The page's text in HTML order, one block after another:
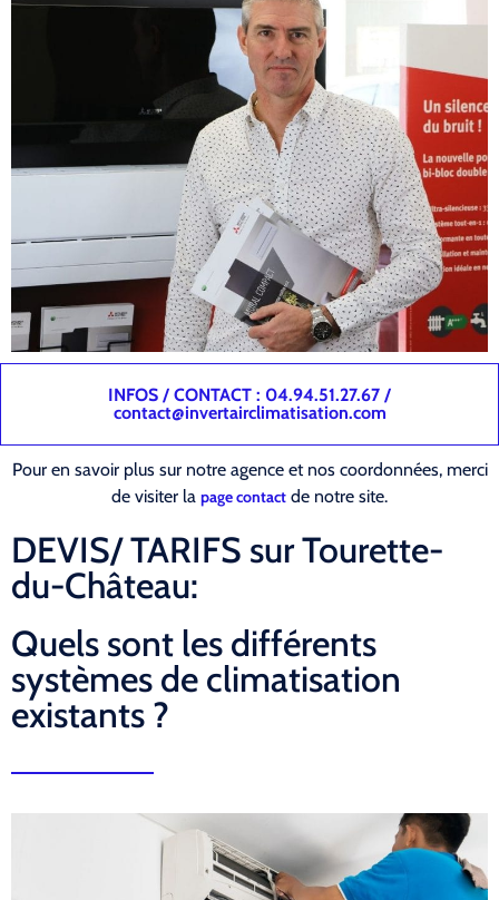
INFOS / CONTACT : 04.94.51.27.67 /
contact@invertairclimatisation.com
Pour en savoir plus sur notre agence et nos coordonnées, merci
de visiter la page contact de notre site.
DEVIS/ TARIFS sur Tourette-
du-Château:
Quels sont les différents
systèmes de climatisation
existants ?